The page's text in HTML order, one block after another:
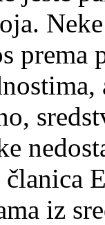
prema
članica
iz